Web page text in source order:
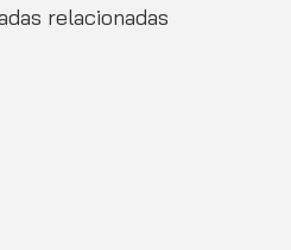
relacionadas